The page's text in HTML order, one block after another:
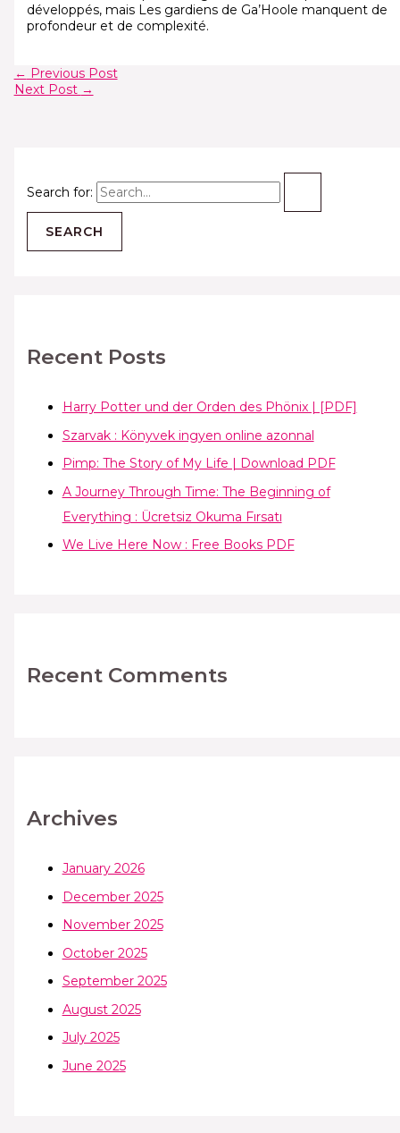
Search for:
Recent Posts
Harry Potter und der Orden des Phönix | [PDF]
Szarvak : Könyvek ingyen online azonnal
Pimp: The Story of My Life | Download PDF
A Journey Through Time: The Beginning of
Everything : Ücretsiz Okuma Fırsatı
We Live Here Now : Free Books PDF
Recent Comments
Archives
January 2026
December 2025
November 2025
October 2025
September 2025
August 2025
July 2025
June 2025
développés, mais Les gardiens de Ga’Hoole manquent de
profondeur et de complexité.
← Previous Post
Next Post →